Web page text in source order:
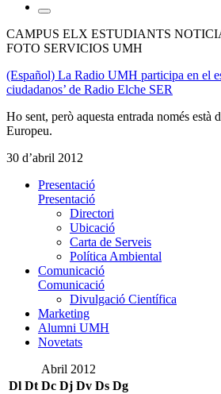
CAMPUS ELX ESTUDIANTS
FOTO SERVICIOS UMH
(Español) La Radio UMH participa en el
ciudadanos’ de Radio Elche SER
Ho sent, però aquesta entrada només està
Europeu.
30 d’abril 2012
Presentació
Presentació
Directori
Ubicació
Carta de Serveis
Política Ambiental
Comunicació
Comunicació
Divulgació Científica
Marketing
Alumni UMH
Novetats
Abril 2012
Dl Dt Dc Dj Dv Ds Dg